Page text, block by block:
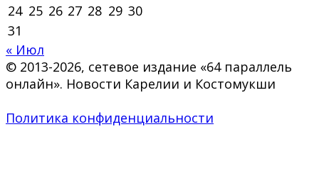
24 25 26 27 28 29 30
31
« Июл
© 2013-2026, сетевое издание «64 параллель
онлайн». Новости Карелии и Костомукши
Политика конфиденциальности